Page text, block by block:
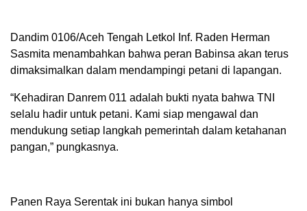
Dandim 0106/Aceh Tengah Letkol Inf. Raden Herman
Sasmita menambahkan bahwa peran Babinsa akan terus
dimaksimalkan dalam mendampingi petani di lapangan.
“Kehadiran Danrem 011 adalah bukti nyata bahwa TNI
selalu hadir untuk petani. Kami siap mengawal dan
mendukung setiap langkah pemerintah dalam ketahanan
pangan,” pungkasnya.
Panen Raya Serentak ini bukan hanya simbol